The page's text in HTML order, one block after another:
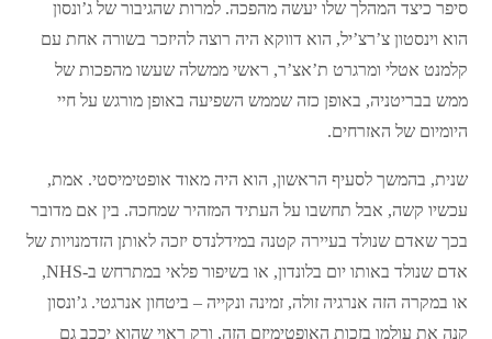
סיפר כיצד המהלך שלו יעשה מהפכה. למרות שהגיבור של ג’ונסון
הוא וינסטון צ’רצ’יל, הוא דווקא היה רוצה להיזכר בשורה אחת עם
קלמנט אטלי ומרגרט ת’אצ’ר, ראשי ממשלה שעשו מהפכות של
ממש בבריטניה, באופן כזה שממש השפיעה באופן מורגש על חיי
היומיום של האזרחים.
שנית, בהמשך לסעיף הראשון, הוא היה מאוד אופטימיסטי. אמת,
עכשיו קשה, אבל תחשבו על העתיד המזהיר שמחכה. בין אם מדובר
בכך שאדם שנולד בעיירה קטנה במידלנדס יזכה לאותן הזדמנויות של
אדם שנולד באותו יום בלונדון, או בשיפור פלאי במתרחש ב-NHS,
או במקרה הזה אנרגיה זולה, זמינה ונקייה – ביטחון אנרגטי. ג’ונסון
קנה את עולמו בזכות האופטימיזם הזה, ורק ראוי שהוא יככב גם